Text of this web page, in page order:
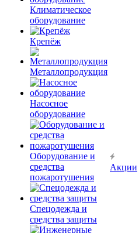
Климатическое
оборудование
Крепёж
Металлопродукция
Насосное
оборудование
Оборудование и
средства
пожаротушения
Спецодежда и
средства защиты
Акции